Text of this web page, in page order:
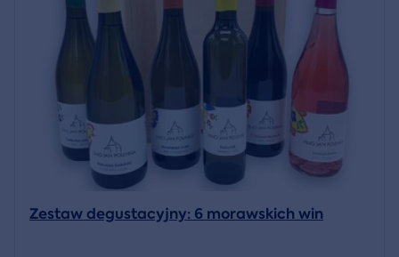
Zestaw degustacyjny: 6 morawskich win